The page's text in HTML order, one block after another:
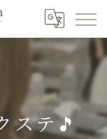
ステ🎵